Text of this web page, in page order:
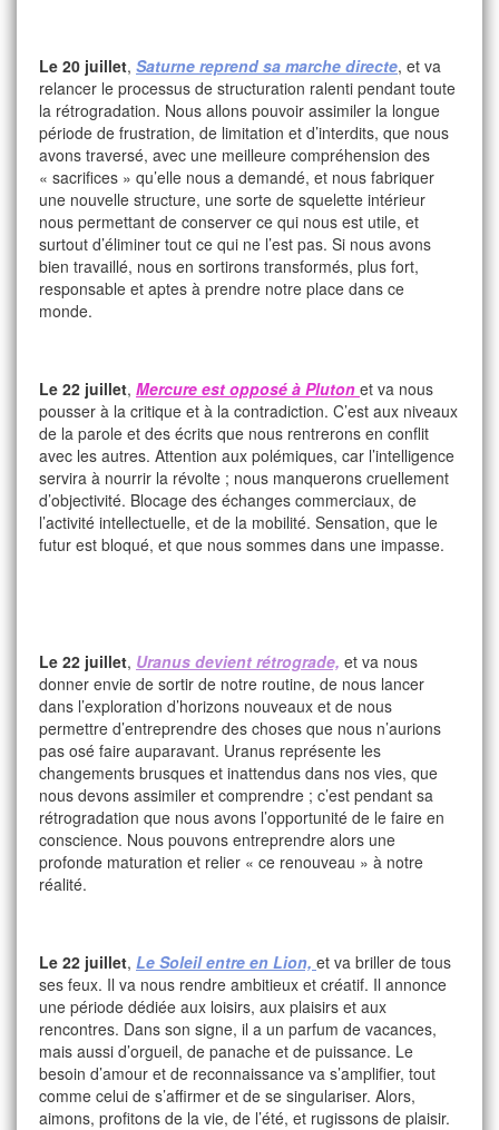
Le 20 juillet, Saturne reprend sa marche directe, et va
relancer le processus de structuration ralenti pendant toute
la rétrogradation. Nous allons pouvoir assimiler la longue
période de frustration, de limitation et d’interdits, que nous
avons traversé, avec une meilleure compréhension des
« sacrifices » qu’elle nous a demandé, et nous fabriquer
une nouvelle structure, une sorte de squelette intérieur
nous permettant de conserver ce qui nous est utile, et
surtout d’éliminer tout ce qui ne l’est pas. Si nous avons
bien travaillé, nous en sortirons transformés, plus fort,
responsable et aptes à prendre notre place dans ce
monde.
Le 22 juillet, Mercure est opposé à Pluton et va nous
pousser à la critique et à la contradiction. C’est aux niveaux
de la parole et des écrits que nous rentrerons en conflit
avec les autres. Attention aux polémiques, car l’intelligence
servira à nourrir la révolte ; nous manquerons cruellement
d’objectivité. Blocage des échanges commerciaux, de
l’activité intellectuelle, et de la mobilité. Sensation, que le
futur est bloqué, et que nous sommes dans une impasse.
Le 22 juillet, Uranus devient rétrograde, et va nous
donner envie de sortir de notre routine, de nous lancer
dans l’exploration d’horizons nouveaux et de nous
permettre d’entreprendre des choses que nous n’aurions
pas osé faire auparavant. Uranus représente les
changements brusques et inattendus dans nos vies, que
nous devons assimiler et comprendre ; c’est pendant sa
rétrogradation que nous avons l’opportunité de le faire en
conscience. Nous pouvons entreprendre alors une
profonde maturation et relier « ce renouveau » à notre
réalité.
Le 22 juillet, Le Soleil entre en Lion, et va briller de tous
ses feux. Il va nous rendre ambitieux et créatif. Il annonce
une période dédiée aux loisirs, aux plaisirs et aux
rencontres. Dans son signe, il a un parfum de vacances,
mais aussi d’orgueil, de panache et de puissance. Le
besoin d’amour et de reconnaissance va s’amplifier, tout
comme celui de s’affirmer et de se singulariser. Alors,
aimons, profitons de la vie, de l’été, et rugissons de plaisir.